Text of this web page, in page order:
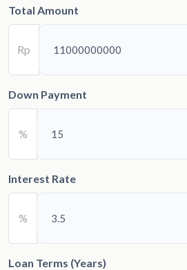
Total Amount
Rp
Down Payment
%
Interest Rate
%
Loan Terms (Years)